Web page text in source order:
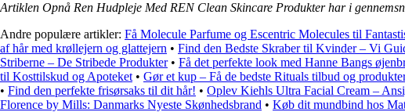
Artiklen Opnå Ren Hudpleje Med REN Clean Skincare Produkter har i
Andre populære artikler: Få Molecule Parfume og Escentric Molecules til
af hår med krøllejern og glattejern • Find den Bedste Skraber til Kvinder – Vi
Striberne – De Stribede Produkter• Få det perfekte look med Hanne Bangs
til Kosttilskud og Apoteket • Gør et kup – Få de bedste Rituals tilbud og
• Find den perfekte frisørsaks til dit hår! • Oplev Kiehls Ultra Facial Cream –
Florence by Mills: Danmarks Nyeste Skønhedsbrand • Køb dit mundbind hos